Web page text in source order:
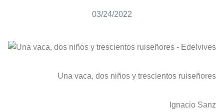
03/24/2022
Una vaca, dos niños y trescientos ruiseñores
Ignacio Sanz